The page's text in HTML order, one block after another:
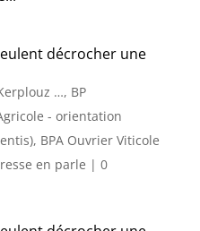
décrocher une
…, BP
- orientation
, BPA Ouvrier Viticole
en parle | 0